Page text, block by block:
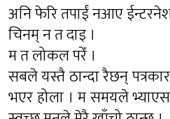
अनि फेरि तपाईं नआए
चिनम् न त दाइ ।
म त लोकल परेँ ।
सबले यस्तै ठान्दा रैछन्
भएर होला । म समयले